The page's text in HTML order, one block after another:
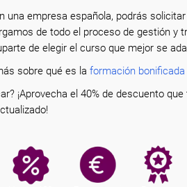
una empresa española, podrás
de todo el proceso de gestión y
de elegir el curso que mejor se
sobre qué es la formación bonificada
¡Aprovecha el 40% de descuento